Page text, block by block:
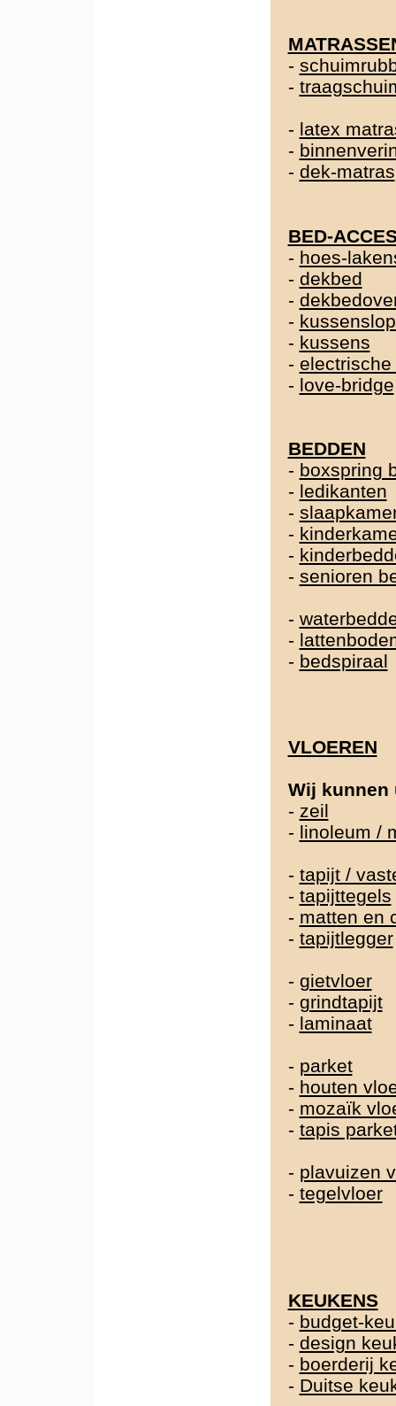
-
-
- latex
-
- dek-matras
BED-
- hoes-
- dekbed
-
-
- kussens
-
- love-bridge
BEDDEN
- boxspring
- ledikanten
-
-
-
- senioren
-
-
- bedspiraal
VLOEREN
Wij kunnen
- zeil
- linoleum /
- tapijt /
- tapijttegels
- matten en
- tapijtlegger
- gietvloer
- grindtapijt
- laminaat
- parket
- houten
- mozaïk
- tapis
- plavuizen
- tegelvloer
KEUKENS
- budget-
- design
- boerderij
- Duitse